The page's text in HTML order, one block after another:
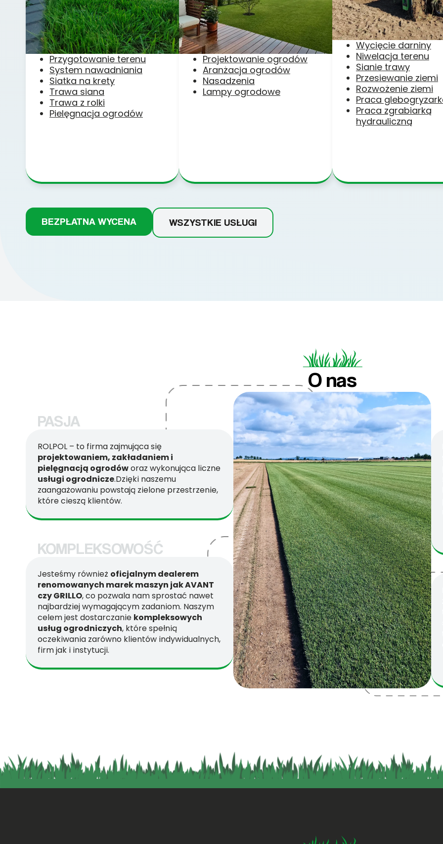
Przygotowanie terenu
System nawadniania
Siatka na krety
Trawa siana
Trawa z rolki
Pielęgnacja ogrodów
Projektowanie ogrodów
Aranżacja ogrodów
Nasadzenia
Lampy ogrodowe
Wycięcie darniny
Niwelacja terenu
Sianie trawy
Przesiewanie ziemi
Rozwożenie ziemi
Praca
Praca zgrabiarką
hydrauliczną
BEZPŁATNA WYCENA WSZYSTKIE USŁUGI
O nas
PASJA
ROLPOL – to firma zajmująca się
projektowaniem, zakładaniem i
pielęgnacją ogrodóworaz wykonująca liczne
usługi ogrodnicze.Dzięki naszemu
zaangażowaniu powstają zielone przestrzenie,
które cieszą klientów.
KOMPLEKSOWOŚĆ
Jesteśmy również oficjalnym dealerem
renomowanych marek maszyn jak AVANT
czy GRILLO, co pozwala nam sprostać nawet
najbardziej wymagającym zadaniom. Naszym
celem jest dostarczanie kompleksowych
usług ogrodniczych, które spełnią
oczekiwania zarówno klientów indywidualnych,
firm jak i instytucji.